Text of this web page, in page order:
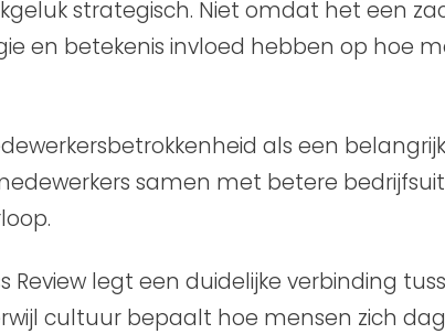
strategisch. Niet omdat het een
en betekenis invloed hebben op hoe
als een
samen met betere
Review legt een duidelijke verbinding
cultuur bepaalt hoe mensen zich